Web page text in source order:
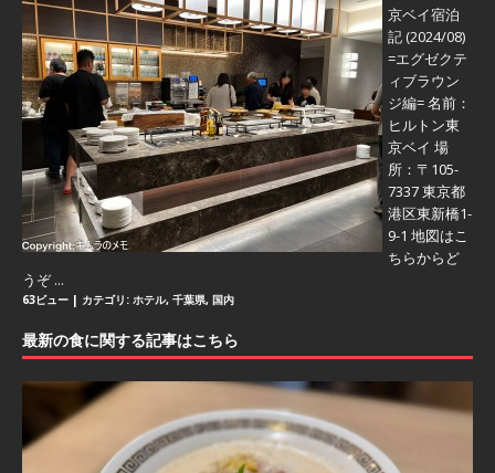
京ベイ宿泊
記 (2024/08)
=エグゼクテ
ィブラウン
ジ編=名前：
ヒルトン東
京ベイ 場
所：〒105-
7337 東京都
港区東新橋1-
9-1 地図はこ
ちらからど
うぞ ...
63ビュー | カテゴリ: ホテル, 千葉県, 国内
最新の食に関する記事はこちら